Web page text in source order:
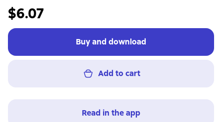
$6.07
Buy and download
Add to cart
Read in the app